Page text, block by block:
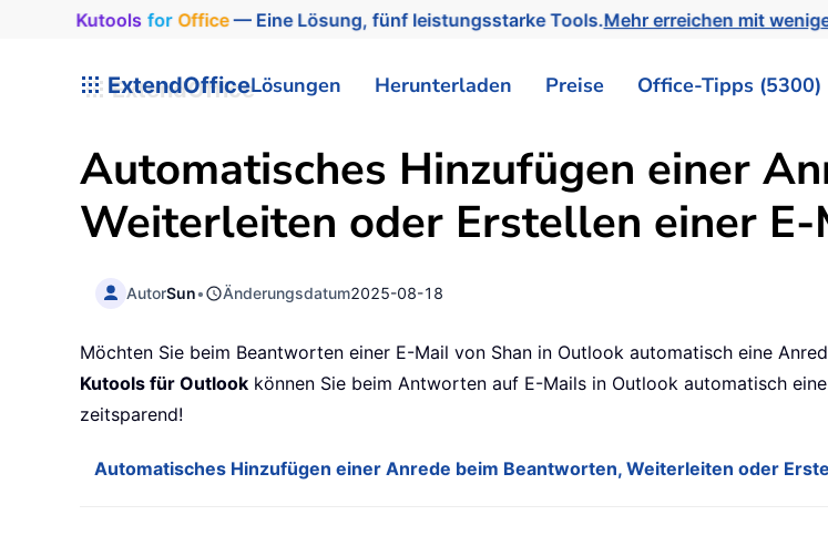
Kutools for Office— Eine Lösung, fünf leistungsstarke Tools.Mehr erreichen mit
ExtendOfficeLösungen Herunterladen Preise Office-Tipps (5300)
Automatisches Hinzufügen einer
Weiterleiten oder Erstellen einer
AutorSun• Änderungsdatum2025-08-18
Möchten Sie beim Beantworten einer E-Mail von Shan in Outlook automatisch eine
Kutools für Outlook können Sie beim Antworten auf E-Mails in Outlook automatisch
zeitsparend!
Automatisches Hinzufügen einer Anrede beim Beantworten, Weiterleiten oder